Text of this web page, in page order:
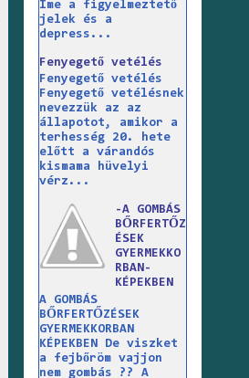
Íme a figyelmeztető
jelek és a
depress...
Fenyegető vetélés
Fenyegető vetélés
Fenyegető vetélésnek
nevezzük az az
állapotot, amikor a
terhesség 20. hete
előtt a várandós
kismama hüvelyi
vérz...
-A GOMBÁS
BŐRFERTŐZ
ÉSEK
GYERMEKKO
RBAN-
KÉPEKBEN
A GOMBÁS
BŐRFERTŐZÉSEK
GYERMEKKORBAN
KÉPEKBEN De viszket
a fejbőröm vajjon
nem gombás ?? A